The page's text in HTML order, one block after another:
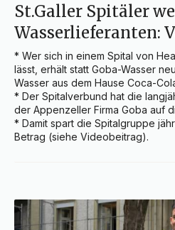
St.Galler Spitäler
Wasserlieferanten:
* Wer sich in einem Spital von
lässt, erhält statt Goba-Wasser
Wasser aus dem Hause Coca-
* Der Spitalverbund hat die
der Appenzeller Firma Goba auf
* Damit spart die Spitalgruppe
Betrag (siehe Videobeitrag).